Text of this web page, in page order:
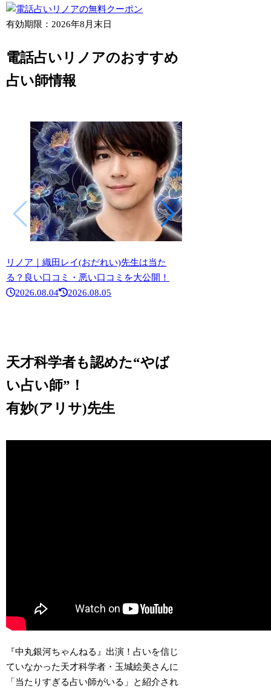
有効期限：2026年8月末日
電話占いリノアのおすすめ
占い師情報
リノア｜織田レイ(おだれい)先生は当た
る？良い口コミ・悪い口コミを大公開！
2026.08.04
2026.08.05
天才科学者も認めた“やば
い占い師”！
有妙(アリサ)先生
『中丸銀河ちゃんねる』出演！占いを信じ
ていなかった天才科学者・玉城絵美さんに
「当たりすぎる占い師がいる」
と紹介され